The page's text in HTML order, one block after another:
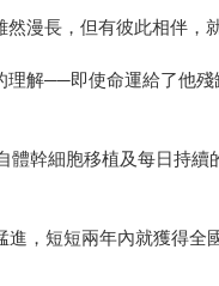
漫長，但有彼此相伴，就
理解──即使命運給了他
幹細胞移植及每日持續
，短短兩年內就獲得全